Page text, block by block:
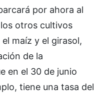
por ahora al
otros cultivos
maíz y el girasol,
de la
en el 30 de junio
tiene una tasa del